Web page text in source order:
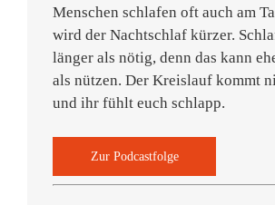
Menschen schlafen oft auch am
wird der Nachtschlaf kürzer.
länger als nötig, denn das kann
als nützen. Der Kreislauf kommt
und ihr fühlt euch schlapp.
Zur Podcastfolge